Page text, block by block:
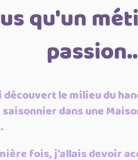
qu'un
découvert le milieu du
saisonnier dans une
fois, j’allais devoir